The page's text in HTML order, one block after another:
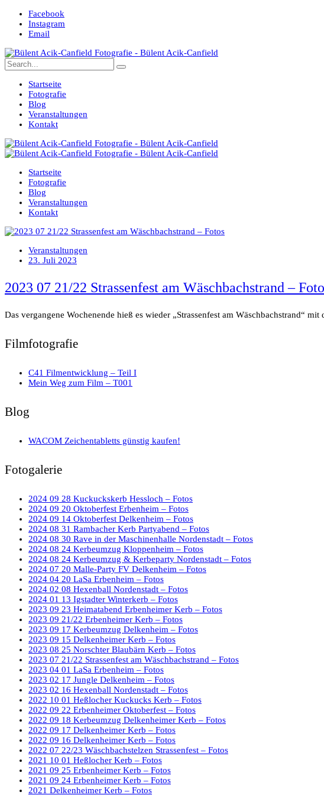
Facebook
Instagram
Email
Startseite
Fotografie
Blog
Veranstaltungen
Kontakt
Startseite
Fotografie
Blog
Veranstaltungen
Kontakt
Veranstaltungen
23. Juli 2023
2023 07 21/22 Strassenfest am Wäschbachstrand –
Das vergangene Wochenende hieß es wieder „Strassenfest am Wäschbachstrand“
Filmfotografie
C41 Filmentwicklung – Teil I
Mein Weg zum Film – T001
Blog
WACOM Zeichentabletts günstig kaufen!
Fotogalerie
2024 09 28 Kuckuckskerb Hessloch – Fotos
2024 09 20 Oktoberfest Erbenheim – Fotos
2024 09 14 Oktoberfest Delkenheim – Fotos
2024 08 31 Rambacher Kerb Partyabend – Fotos
2024 08 30 Rave in der Maschinenhalle Nordenstadt – Fotos
2024 08 24 Kerbeumzug Kloppenheim – Fotos
2024 08 24 Kerbeumzug & Kerbeparty Nordenstadt – Fotos
2024 07 20 Malle-Party FV Delkenheim – Fotos
2024 04 20 LaSa Erbenheim – Fotos
2024 02 08 Hexenball Nordenstadt – Fotos
2024 01 13 Igstadter Winterkerb – Fotos
2023 09 23 Heimatabend Erbenheimer Kerb – Fotos
2023 09 21/22 Erbenheimer Kerb – Fotos
2023 09 17 Kerbeumzug Delkenheim – Fotos
2023 09 15 Delkenheimer Kerb – Fotos
2023 08 25 Norschter Blaubärn Kerb – Fotos
2023 07 21/22 Strassenfest am Wäschbachstrand – Fotos
2023 04 01 LaSa Erbenheim – Fotos
2023 02 17 Jungle Delkenheim – Fotos
2023 02 16 Hexenball Nordenstadt – Fotos
2022 10 01 Heßlocher Kuckucks Kerb – Fotos
2022 09 22 Erbenheimer Oktoberfest – Fotos
2022 09 18 Kerbeumzug Delkenheimer Kerb – Fotos
2022 09 17 Delkenheimer Kerb – Fotos
2022 09 16 Delkenheimer Kerb – Fotos
2022 07 22/23 Wäschbachstelzen Strassenfest – Fotos
2021 10 01 Heßlocher Kerb – Fotos
2021 09 25 Erbenheimer Kerb – Fotos
2021 09 24 Erbenheimer Kerb – Fotos
2021 Delkenheimer Kerb – Fotos